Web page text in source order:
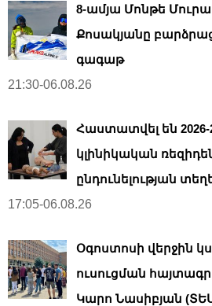
8-ամյա Մոնթե
Քոսակյանը
գագաթ
21:30-06.08.26
Հաստատվել են
կլինիկական
ընդունելության
17:05-06.08.26
Օգոստոսի վերջին
ուսուցման
Կարո Նասիբյան